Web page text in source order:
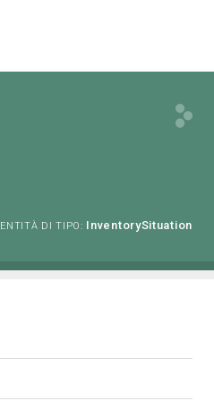
ENTITÀ DI TIPO: InventorySituation